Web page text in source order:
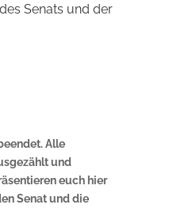
Senats und der
Alle
und
euch hier
Senat und die